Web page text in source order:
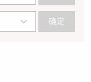
确定